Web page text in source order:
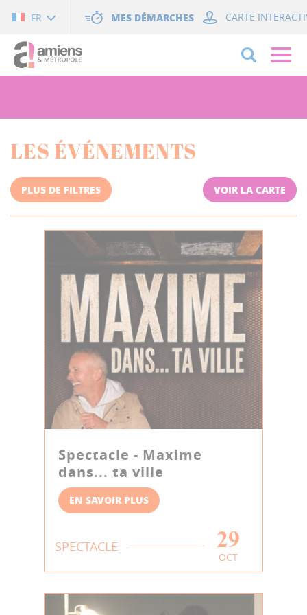
FR MES DÉMARCHES CARTE
LES ÉVÉNEMENTS
PLUS DE FILTRES VOIR LA CARTE
Spectacle - Maxime
dans... ta ville
EN SAVOIR PLUS
SPECTACLE 29
OCT